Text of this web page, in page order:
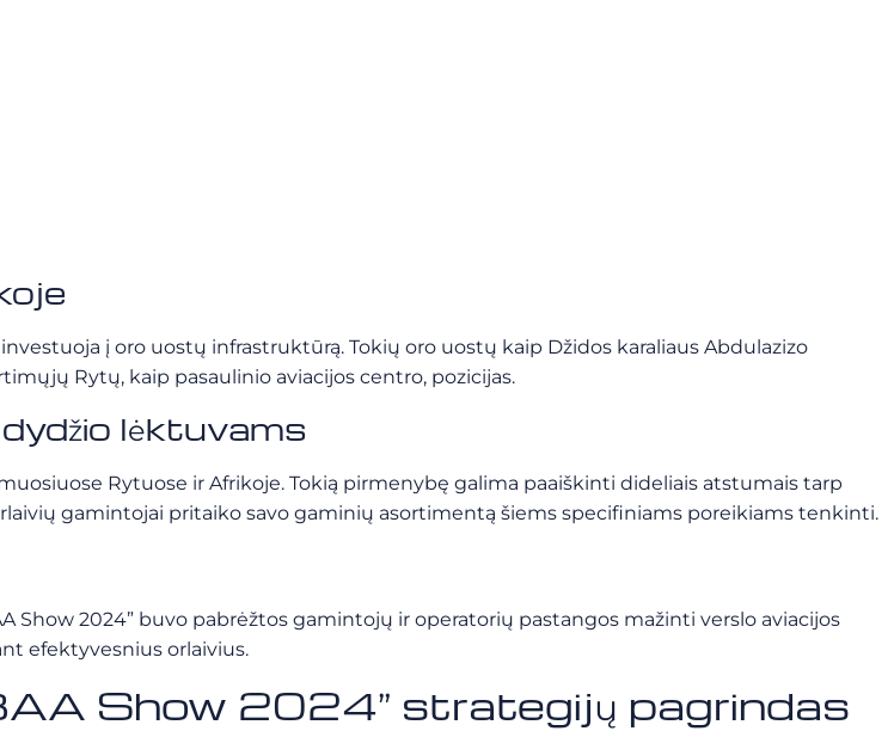
į oro uostų infrastruktūrą. Tokių oro uostų kaip Džidos karaliaus Abdulazizo
Rytų, kaip pasaulinio aviacijos centro, pozicijas.
lėktuvams
Rytuose ir Afrikoje. Tokią pirmenybę galima paaiškinti dideliais atstumais tarp
gamintojai pritaiko savo gaminių asortimentą šiems specifiniams poreikiams tenkinti.
Show 2024” buvo pabrėžtos gamintojų ir operatorių pastangos mažinti verslo aviacijos
efektyvesnius orlaivius.
Show 2024” strategijų pagrindas